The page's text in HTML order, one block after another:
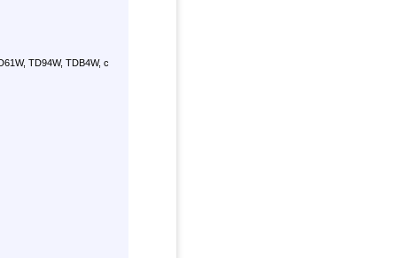
TD94W, TDB4W, с